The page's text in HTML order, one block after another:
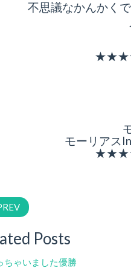
不思議なかんかく
モーリアス
Posts